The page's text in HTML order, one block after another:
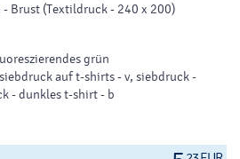
- Brust (Textildruck - 240 x 200)
grün
auf t-shirts - v, siebdruck -
- dunkles t-shirt - b